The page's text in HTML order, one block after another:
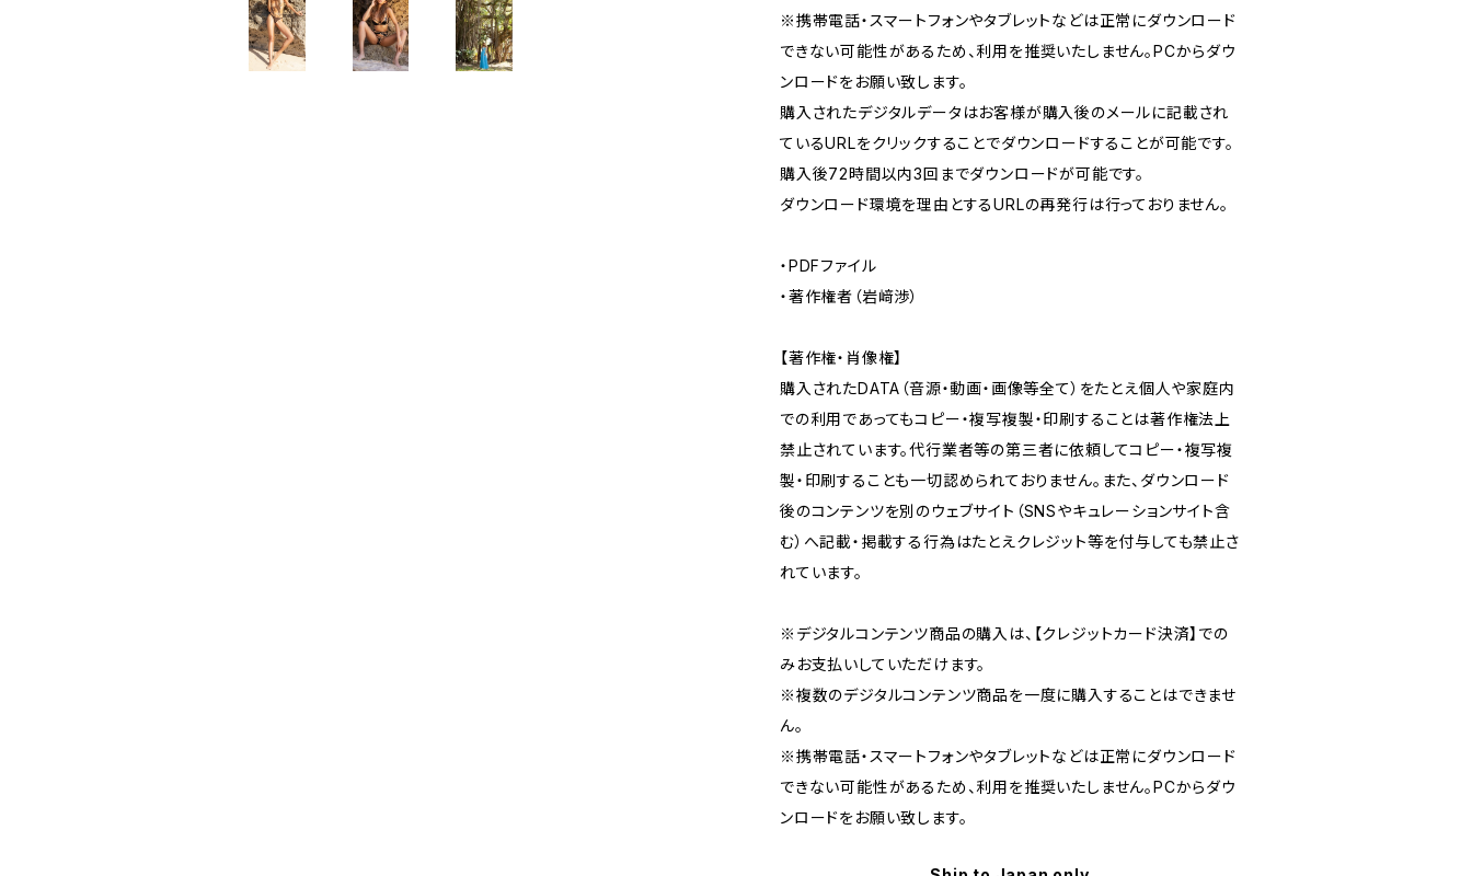
※携帯電話・スマートフォンやタブレットなどは正常にダウンロード
できない可能性があるため、利用を推奨いたしません。PCからダウ
ンロードをお願い致します。
購入されたデジタルデータはお客様が購入後のメールに記載され
ているURLをクリックすることでダウンロードすることが可能です。
購入後72時間以内3回までダウンロードが可能です。
ダウンロード環境を理由とするURLの再発行は行っておりません。
・PDFファイル
・著作権者（岩﨑渉）
【著作権・肖像権】
購入されたDATA（音源・動画・画像等全て）をたとえ個人や家庭内
での利用であってもコピー・複写複製・印刷することは著作権法上
禁止されています。代行業者等の第三者に依頼してコピー・複写複
製・印刷することも一切認められておりません。また、ダウンロード
後のコンテンツを別のウェブサイト（SNSやキュレーションサイト含
む）へ記載・掲載する行為はたとえクレジット等を付与しても禁止さ
れています。
※デジタルコンテンツ商品の購入は、【クレジットカード決済】での
みお支払いしていただけます。
※複数のデジタルコンテンツ商品を一度に購入することはできませ
ん。
※携帯電話・スマートフォンやタブレットなどは正常にダウンロード
できない可能性があるため、利用を推奨いたしません。PCからダウ
ンロードをお願い致します。